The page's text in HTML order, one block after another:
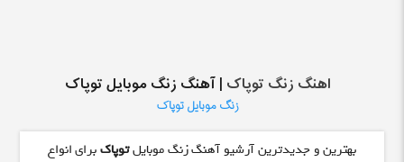
اهنگ زنگ توپاک | آهنگ زنگ موبایل توپاک
زنگ موبایل توپاک
بهترین و جدیدترین آرشیو آهنگ زنگ موبایلتوپاکبرای انواع